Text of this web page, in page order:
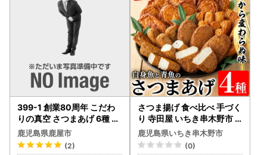
399-1 創業80周年 こだわ
りの真空 さつまあげ 6種 41
枚詰合せ KN022-002 惣菜
総菜
鹿児島県鹿屋市
(2)
さつま揚げ 食べ比べ 手づく
り 寺田屋 いちき串木野市
さつま揚げ【00-031-13】
鹿児島県いちき串木野市
(0)